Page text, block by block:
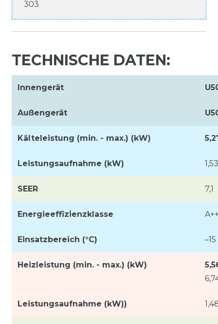
303
TECHNISCHE DATEN:
Innengerät
Außengerät
Kälteleistung (min. - max.) (kW)
Leistungsaufnahme (kW)
SEER 7,1
Energieeffizienzklasse
Einsatzbereich (°C)
Heizleistung (min. - max.) (kW)
Leistungsaufnahme (kW))